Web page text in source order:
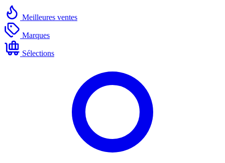
Meilleures ventes
Marques
Sélections